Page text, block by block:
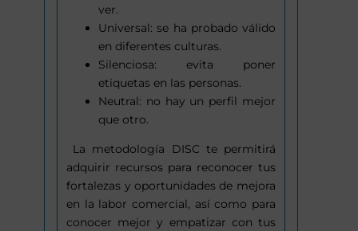
ver.
Universal: se ha probado válido
en diferentes culturas.
Silenciosa: evita poner
etiquetas en las personas.
Neutral: no hay un perfil mejor
que otro.
La metodología DISC te permitirá
adquirir recursos para reconocer tus
fortalezas y oportunidades de mejora
en la labor comercial, así como para
conocer mejor y empatizar con tus